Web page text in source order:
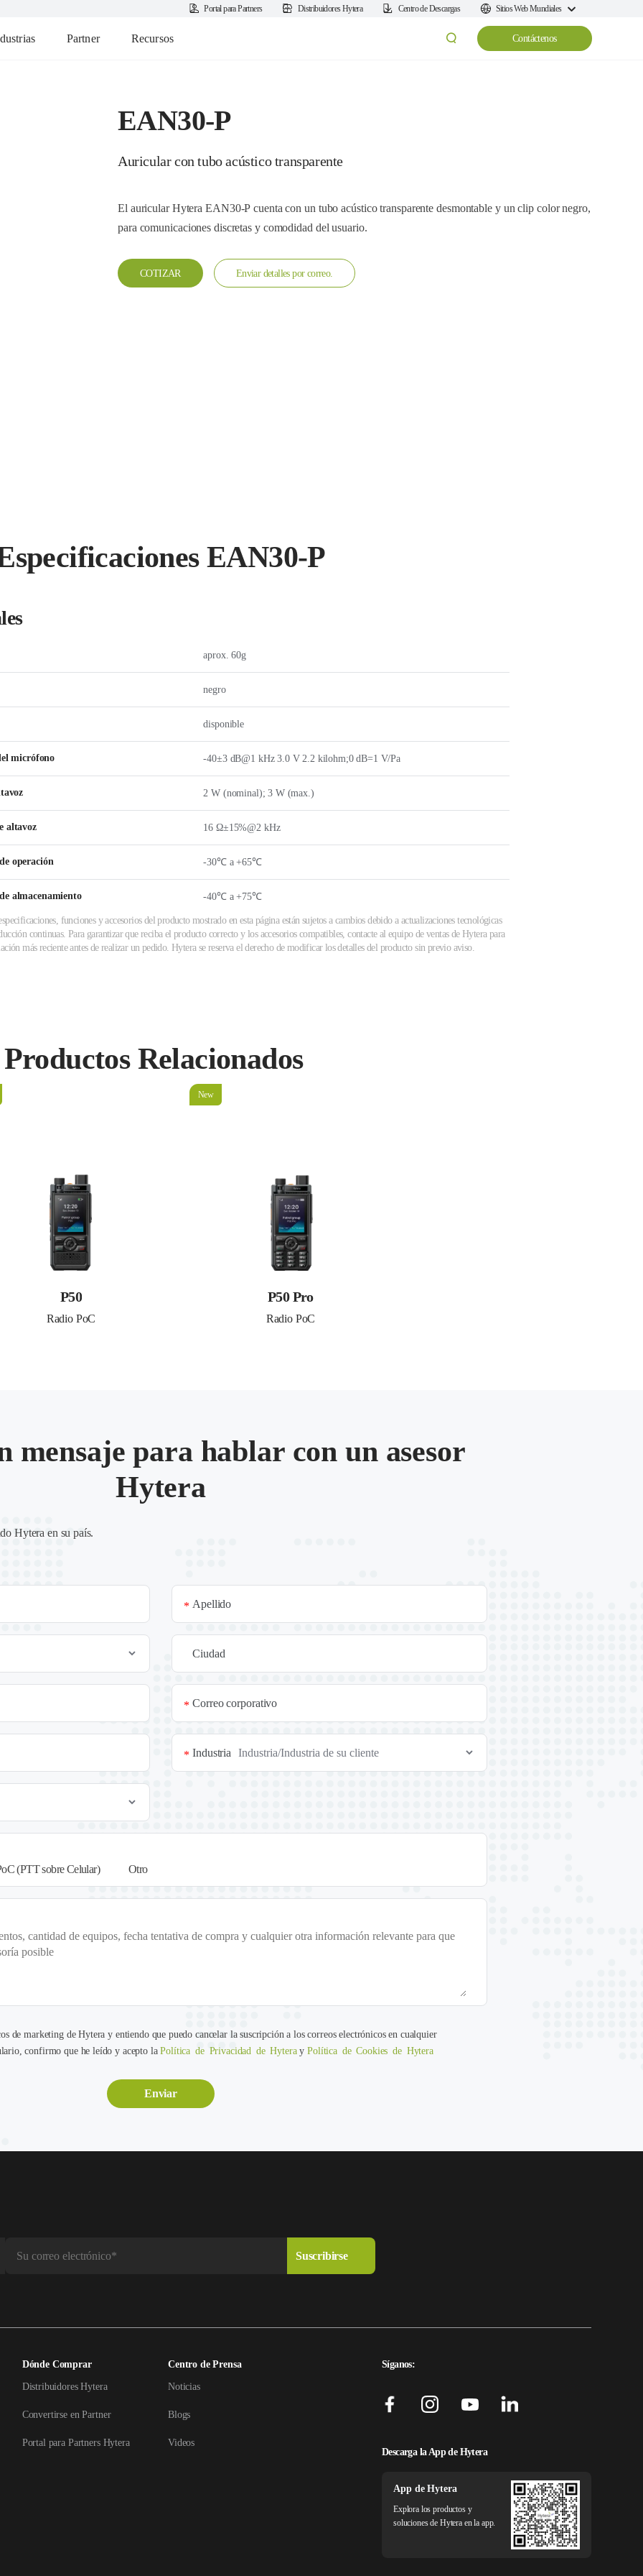
Portal para Partners Distribuidores Hytera Centro de Descargas Sitios Web Mundiales
Partner Recursos Contáctenos
EAN30-P
Auricular con tubo acústico transparente
​El auricular Hytera EAN30-P cuenta con un tubo acústico transparente desmontable y un clip color negro,
para comunicaciones discretas y comodidad del usuario.
COTIZAR Enviar detalles por correo.
EAN30-P
aprox. 60g
negro
disponible
micrófono -40±3 dB@1 kHz 3.0 V 2.2 kilohm;0 dB=1 V/Pa
2 W (nominal); 3 W (max.)
altavoz 16 Ω±15%@2 kHz
operación -30℃ a +65℃
almacenamiento -40℃ a +75℃
funciones y accesorios del producto mostrado en esta página están sujetos a cambios debido a actualizaciones tecnológicas
continuas. Para garantizar que reciba el producto correcto y los accesorios compatibles, contacte al equipo de ventas de Hytera para
más reciente antes de realizar un pedido. Hytera se reserva el derecho de modificar los detalles del producto sin previo aviso.
Productos Relacionados
P50
Radio PoC
New
P50 Pro
Radio PoC
mensaje para hablar con un asesor
Hytera
Hytera en su país.
Apellido
*
Ciudad
Correo corporativo
*
Industria
*
(PTT sobre Celular) Otro
de marketing de Hytera y entiendo que puedo cancelar la suscripción a los correos electrónicos en cualquier
confirmo que he leído y acepto laPolítica de Privacidad de HyterayPolítica de Cookies de Hytera
Dónde Comprar
Distribuidores Hytera
Convertirse en Partner
Portal para Partners Hytera
Centro de Prensa
Noticias
Blogs
Videos
Síganos:
Descarga la App de Hytera
App de Hytera
Explora los productos y
soluciones de Hytera en la app.